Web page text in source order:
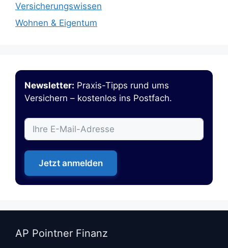
Versicherungswissen
Wohnen & Eigentum
Newsletter: Praxis-Tipps rund ums
Versichern – kostenlos ins Postfach.
Jetzt anmelden
AP Pointner Finanz